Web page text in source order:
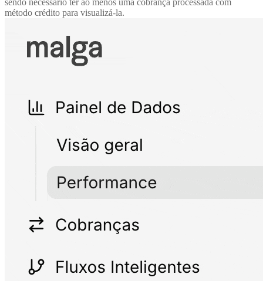
método crédito para visualizá-la.